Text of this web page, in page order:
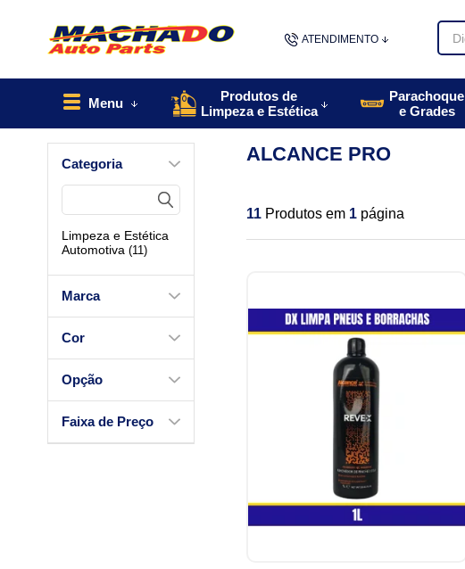
ATENDIMENTO
48996770085
Menu
Produtos de
Limpeza e Estética
Parachoque
e Grades
Categoria
Limpeza e Estética
Automotiva (11)
Marca
Cor
Opção
Faixa de Preço
ALCANCE PRO
11 Produtos em 1 página